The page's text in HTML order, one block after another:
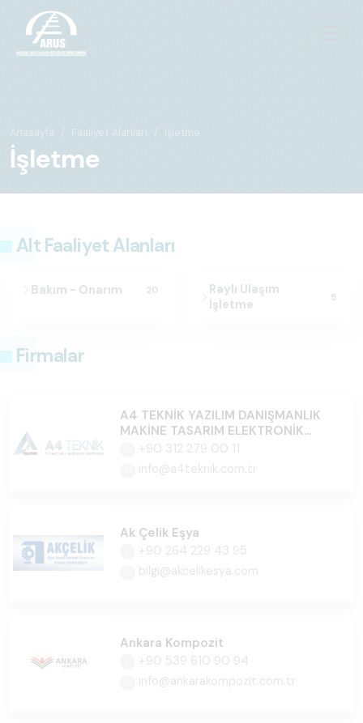
Anasayfa Faaliyet Alanları İşletme
İşletme
Alt Faaliyet Alanları
Bakım - Onarım 20
Raylı Ulaşım
İşletme
5
Firmalar
A4 TEKNİK YAZILIM DANIŞMANLIK
MAKİNE TASARIM ELEKTRONİK
İTH.İHR.SAN.TİC.LTD.ŞTİ.
+90 312 279 00 11
info@a4teknik.com.tr
Ak Çelik Eşya
+90 264 229 43 95
bilgi@akcelikesya.com
Ankara Kompozit
+90 539 610 90 94
info@ankarakompozit.com.tr